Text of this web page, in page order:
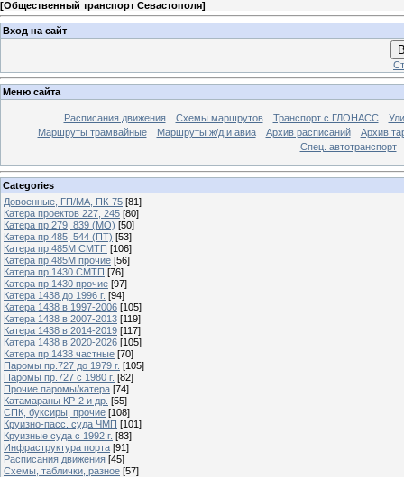
[Общественный транспорт Севастополя]
Вход на сайт
Меню сайта
Расписания движения Схемы маршрутов Транспорт с ГЛОНАСС
Маршруты трамвайные
Маршруты ж/д и авиа Архив расписаний
Архив
Спец. автотранспорт
Categories
Довоенные, ГП/МА, ПК-75 [81]
Катера проектов 227, 245 [80]
Катера пр.279, 839 (МО) [50]
Катера пр.485, 544 (ПТ) [53]
Катера пр.485М СМТП [106]
Катера пр.485М прочие [56]
Катера пр.1430 СМТП [76]
Катера пр.1430 прочие [97]
Катера 1438 до 1996 г. [94]
Катера 1438 в 1997-2006 [105]
Катера 1438 в 2007-2013 [119]
Катера 1438 в 2014-2019 [117]
Катера 1438 в 2020-2026 [105]
Катера пр.1438 частные [70]
Паромы пр.727 до 1979 г. [105]
Паромы пр.727 с 1980 г. [82]
Прочие паромы/катера [74]
Катамараны КР-2 и др. [55]
СПК, буксиры, прочие [108]
Круизно-пасс. суда ЧМП [101]
Круизные суда с 1992 г. [83]
Инфраструктура порта [91]
Расписания движения [45]
Схемы, таблички, разное [57]